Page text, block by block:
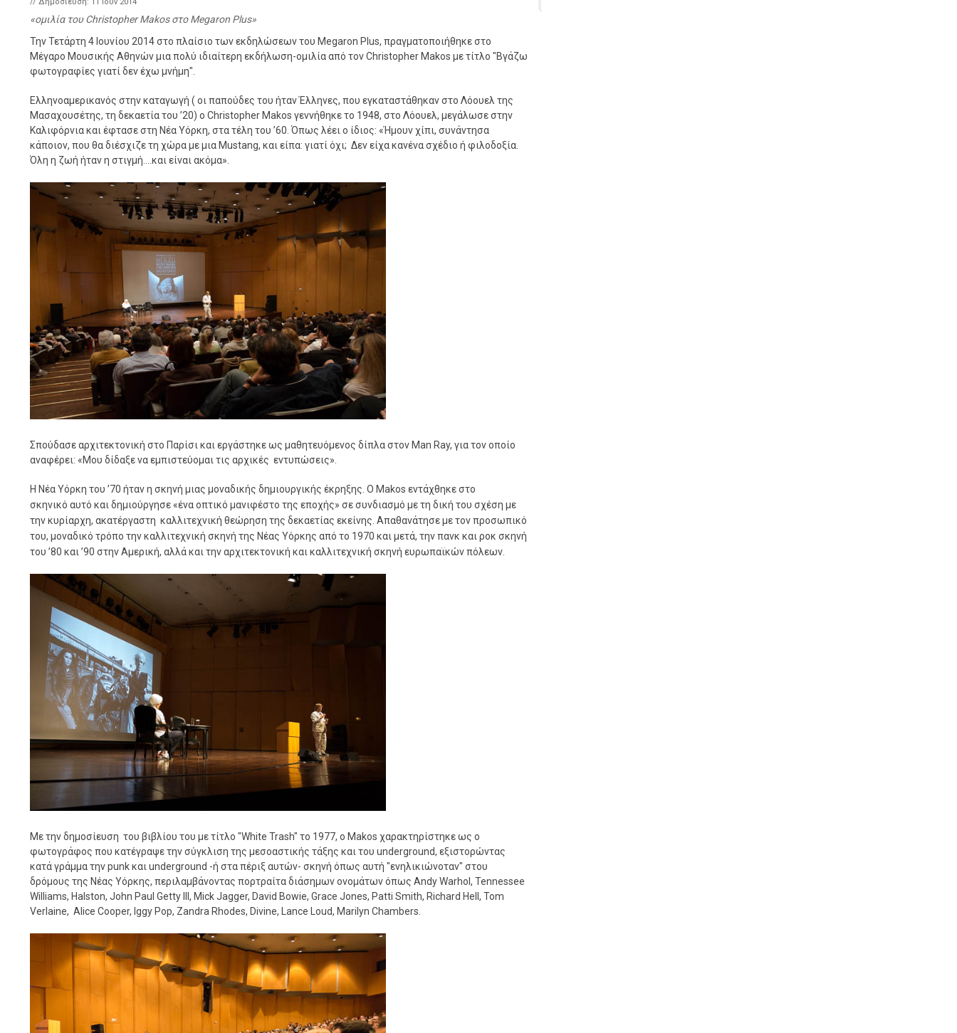
ομιλία του Christopher Makos στο Megaron Plus
Την Τετάρτη 4 Ιουνίου 2014 στο πλαίσιο των εκδηλώσεων του Megaron Plus, πραγματοποιήθηκε στο
Μέγαρο Μουσικής Αθηνών μια πολύ ιδιαίτερη εκδήλωση-ομιλία από τον Christopher Makos με τίτλο "Βγάζω
φωτογραφίες γιατί δεν έχω μνήμη".
Ελληνοαμερικανός στην καταγωγή ( οι παπούδες του ήταν Έλληνες, που εγκαταστάθηκαν στο Λόουελ της
Μασαχουσέτης, τη δεκαετία του ’20) ο Christopher Makos γεννήθηκε το 1948, στο Λόουελ, μεγάλωσε στην
Καλιφόρνια και έφτασε στη Νέα Υόρκη, στα τέλη του ’60. Όπως λέει ο ίδιος: «Ήμουν χίπι, συνάντησα
κάποιον, που θα διέσχιζε τη χώρα με μια Mustang, και είπα: γιατί όχι; Δεν είχα κανένα σχέδιο ή φιλοδοξία.
Όλη η ζωή ήταν η στιγμή....και είναι ακόμα».
Σπούδασε αρχιτεκτονική στο Παρίσι και εργάστηκε ως μαθητευόμενος δίπλα στον Man Ray, για τον οποίο
αναφέρει: «Μου δίδαξε να εμπιστεύομαι τις αρχικές εντυπώσεις».
Η Νέα Υόρκη του ’70 ήταν η σκηνή μιας μοναδικής δημιουργικής έκρηξης. Ο Makos εντάχθηκε στο
σκηνικό αυτό και δημιούργησε «ένα οπτικό μανιφέστο της εποχής» σε συνδιασμό με τη δική του σχέση με
την κυρίαρχη, ακατέργαστη καλλιτεχνική θεώρηση της δεκαετίας εκείνης. Απαθανάτησε με τον προσωπικό
του, μοναδικό τρόπο την καλλιτεχνική σκηνή της Νέας Υόρκης από το 1970 και μετά, την πανκ και ροκ σκηνή
του ’80 και ’90 στην Αμερική, αλλά και την αρχιτεκτονική και καλλιτεχνική σκηνή ευρωπαϊκών πόλεων.
Με την δημοσίευση του βιβλίου του με τίτλο "White Trash" το 1977, ο Makos χαρακτηρίστηκε ως ο
φωτογράφος που κατέγραψε την σύγκλιση της μεσοαστικής τάξης και του underground, εξιστορώντας
κατά γράμμα την punk και underground -ή στα πέριξ αυτών- σκηνή όπως αυτή "ενηλικιώνοταν" στου
δρόμους της Νέας Υόρκης, περιλαμβάνοντας πορτραίτα διάσημων ονομάτων όπως Andy Warhol, Tennessee
Williams, Halston, John Paul Getty III, Mick Jagger, David Bowie, Grace Jones, Patti Smith, Richard Hell, Tom
Verlaine, Alice Cooper, Iggy Pop, Zandra Rhodes, Divine, Lance Loud, Marilyn Chambers.